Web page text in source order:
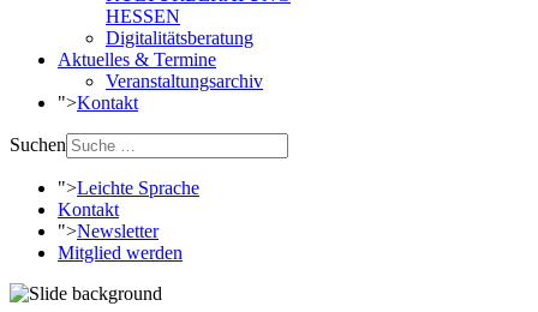
HESSEN
Digitalitätsberatung
Aktuelles & Termine
Veranstaltungsarchiv
">Kontakt
Suchen
">Leichte Sprache
Kontakt
">Newsletter
Mitglied werden